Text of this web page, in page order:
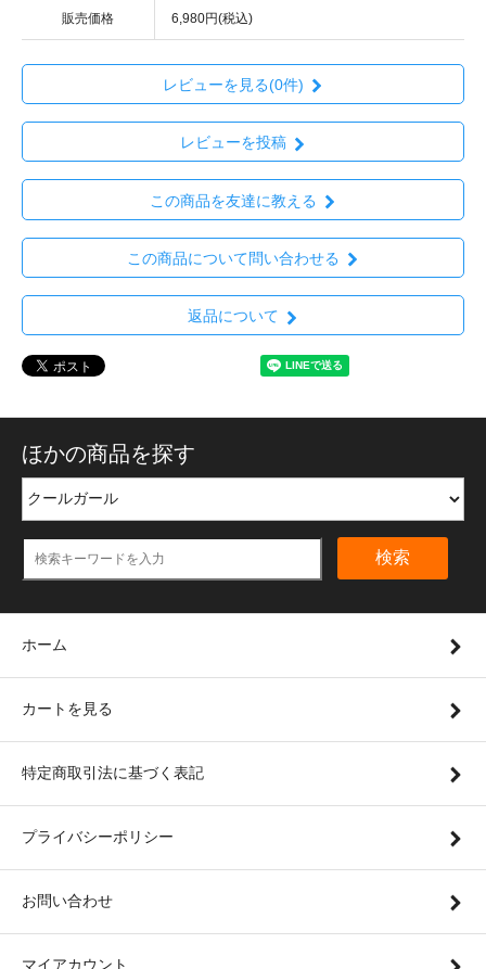
販売価格 6,980円(税込)
レビューを見る(0件)
レビューを投稿
この商品を友達に教える
この商品について問い合わせる
返品について
ほかの商品を探す
検索
ホーム
カートを見る
特定商取引法に基づく表記
プライバシーポリシー
お問い合わせ
マイアカウント